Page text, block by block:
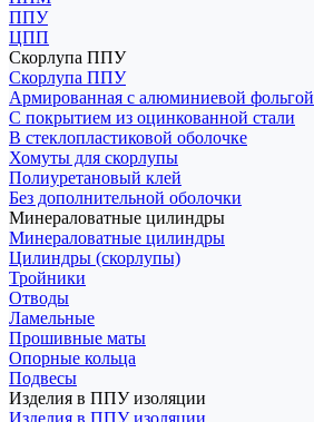
ППУ
ЦПП
Скорлупа ППУ
Скорлупа ППУ
Армированная с алюминиевой фольгой
С покрытием из оцинкованной стали
В стеклопластиковой оболочке
Хомуты для скорлупы
Полиуретановый клей
Без дополнительной оболочки
Минераловатные цилиндры
Минераловатные цилиндры
Цилиндры (скорлупы)
Тройники
Отводы
Ламельные
Прошивные маты
Опорные кольца
Подвесы
Изделия в ППУ изоляции
Изделия в ППУ изоляции